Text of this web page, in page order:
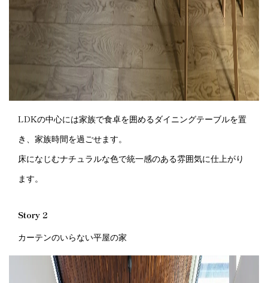
LDKの中心には家族で食卓を囲めるダイニングテーブルを置
き、家族時間を過ごせます。
床になじむナチュラルな色で統一感のある雰囲気に仕上がり
ます。
Story 2
カーテンのいらない平屋の家